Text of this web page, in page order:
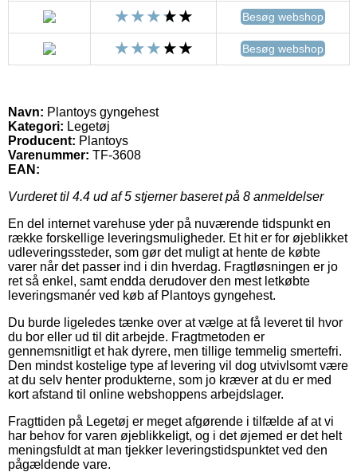
Besøg webshop
Besøg webshop
Navn: Plantoys gyngehest
Kategori: Legetøj
Producent: Plantoys
Varenummer: TF-3608
EAN:
Vurderet til 4.4 ud af 5 stjerner baseret på 8 anmeldelser
En del internet varehuse yder på nuværende tidspunkt en
række forskellige leveringsmuligheder. Et hit er for øjeblikket
udleveringssteder, som gør det muligt at hente de købte
varer når det passer ind i din hverdag. Fragtløsningen er jo
ret så enkel, samt endda derudover den mest letkøbte
leveringsmanér ved køb af Plantoys gyngehest.
Du burde ligeledes tænke over at vælge at få leveret til hvor
du bor eller ud til dit arbejde. Fragtmetoden er
gennemsnitligt et hak dyrere, men tillige temmelig smertefri.
Den mindst kostelige type af levering vil dog utvivlsomt være
at du selv henter produkterne, som jo kræver at du er med
kort afstand til online webshoppens arbejdslager.
Fragttiden på Legetøj er meget afgørende i tilfælde af at vi
har behov for varen øjeblikkeligt, og i det øjemed er det helt
meningsfuldt at man tjekker leveringstidspunktet ved den
pågældende vare.